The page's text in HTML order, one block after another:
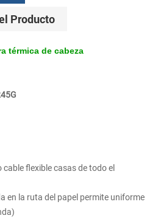
Producto
térmica de cabeza
flexible casas de todo el
en la ruta del papel permite uniforme